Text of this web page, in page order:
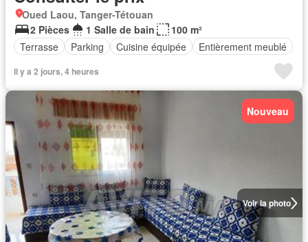
Oued Laou, Tanger-Tétouan
2 Pièces
1 Salle de bain
100 m²
Terrasse
Parking Cuisine équipée Entièrement meublé
Il y a 2 jours, 4 heures
Voir la photo
Nouveau